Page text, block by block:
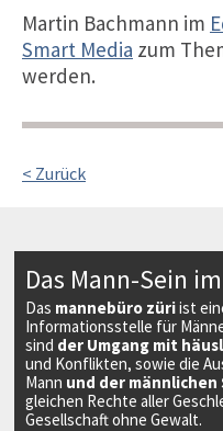
Martin Bachmann im
Smart Media zum
werden.
< Zurück
Das Mann-Sein
Das mannebüro züriist
Informationsstelle für
sind der Umgang mit
und Konflikten, sowie die
Mann und der
gleichen Rechte aller
Gesellschaft ohne Gewalt.